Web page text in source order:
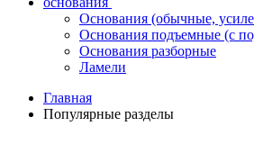
Основания (обычные,
Основания подъемные (с
Основания разборные
Ламели
Главная
Популярные разделы